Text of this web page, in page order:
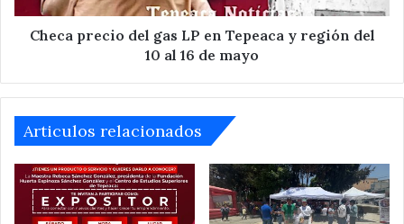
región
mayo
Checa precio del gas LP en Tepeaca y región del
10 al 16 de mayo
Articulos relacionados